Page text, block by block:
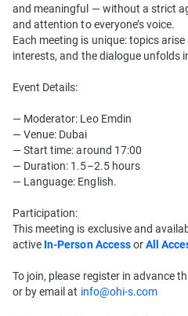
and meaningful — without a strict
and attention to everyone’s voice.
Each meeting is unique: topics
interests, and the dialogue unfolds
Event Details:
— Moderator: Leo Emdin
— Venue: Dubai
— Start time: around 17:00
— Duration: 1.5–2.5 hours
— Language: English.
Participation:
This meeting is exclusive and
active In-Person AccessorAll
To join, please register in advance
or by email at info@ohi-s.com